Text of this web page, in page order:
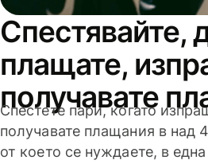
Спестявайте,
плащате,
получавате
Спестете пари, когато
получавате плащания в над
от което се нуждаете, в